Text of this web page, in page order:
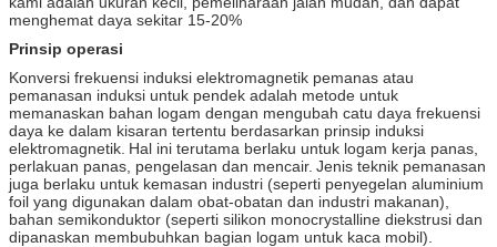
menghemat daya sekitar 15-20%
Prinsip operasi
Konversi frekuensi induksi elektromagnetik pemanas atau
pemanasan induksi untuk pendek adalah metode untuk
memanaskan bahan logam dengan mengubah catu daya frekuensi
daya ke dalam kisaran tertentu berdasarkan prinsip induksi
elektromagnetik. Hal ini terutama berlaku untuk logam kerja panas,
perlakuan panas, pengelasan dan mencair. Jenis teknik pemanasan
juga berlaku untuk kemasan industri (seperti penyegelan aluminium
foil yang digunakan dalam obat-obatan dan industri makanan),
bahan semikonduktor (seperti silikon monocrystalline diekstrusi dan
dipanaskan membubuhkan bagian logam untuk kaca mobil).